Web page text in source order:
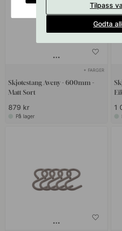
+ FARGER
Skjøtestang Aveny - 600mm -
Matt Sort
879 kr
På lager
1
Tilpass
Godta